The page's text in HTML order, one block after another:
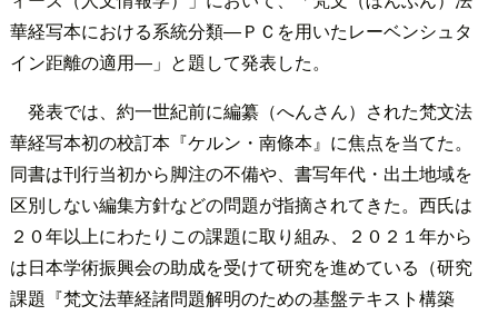
華経写本における系統分類―ＰＣを用いたレーベンシュタ
イン距離の適用―」と題して発表した。
発表では、約一世紀前に編纂（へんさん）された梵文法
華経写本初の校訂本『ケルン・南條本』に焦点を当てた。
同書は刊行当初から脚注の不備や、書写年代・出土地域を
区別しない編集方針などの問題が指摘されてきた。西氏は
２０年以上にわたりこの課題に取り組み、２０２１年から
は日本学術振興会の助成を受けて研究を進めている（研究
課題『梵文法華経諸問題解明のための基盤テキスト構築